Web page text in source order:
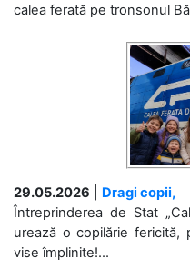
calea ferată pe tronsonul
29.05.2026
Dragi copii,
Întreprinderea de Stat
urează o copilărie fericită,
vise împlinite!...